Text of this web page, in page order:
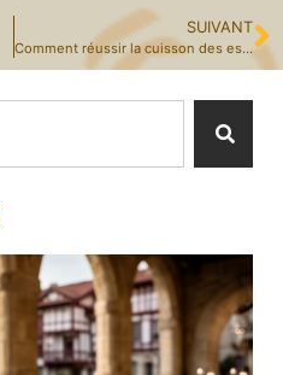
SUIVANT
Comment réussir la cuisson des escargots ?